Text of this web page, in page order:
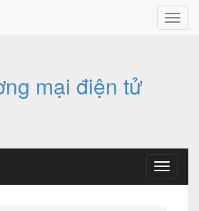
mại điện tử